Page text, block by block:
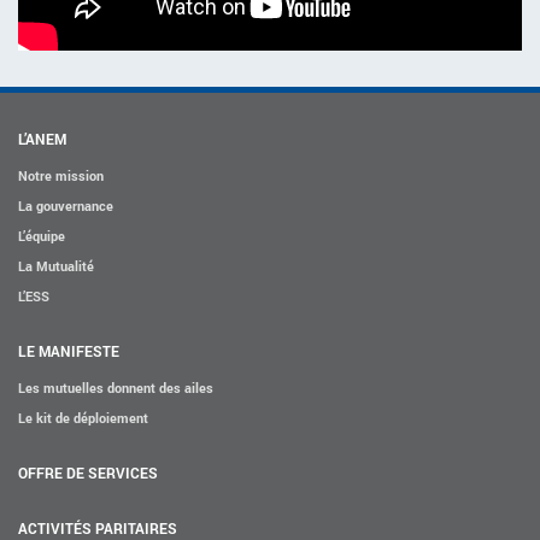
ACTIVITÉS PARITAIRES
La convention collective et les accords de branche
Égalité professionnelle entre les femmes et les hommes
Les rapports d’activité de la branche Mutualité
MÉTIERS
L’Observatoire des Métiers
Référentiel des métiers
Parcours d’intégration
Politique handicap
L’ANEM
Notre mission
La gouvernance
L’équipe
La Mutualité
L’ESS
LE MANIFESTE
Les mutuelles donnent des ailes
Le kit de déploiement
OFFRE DE SERVICES
ACTIVITÉS PARITAIRES